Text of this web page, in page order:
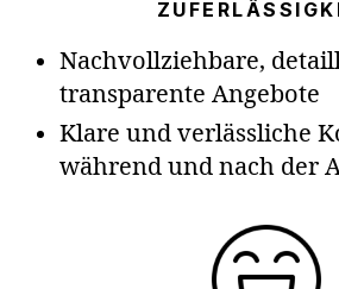
Nachvollziehbare,
transparente Angebote
Klare und verlässliche
während und nach der